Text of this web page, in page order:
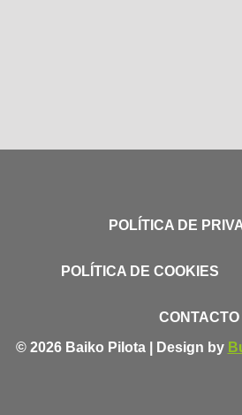
POLÍTICA DE
POLÍTICA DE COOKIES
CONTACTO
© 2026 Baiko Pilota | Design by